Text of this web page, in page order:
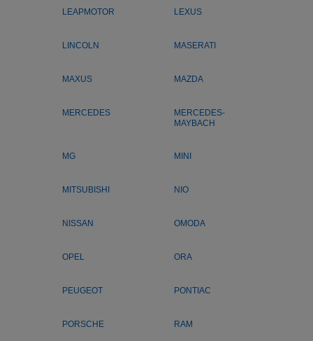
LEAPMOTOR LEXUS
LINCOLN MASERATI
MAXUS MAZDA
MERCEDES
MERCEDES-
MAYBACH
MG MINI
MITSUBISHI NIO
NISSAN OMODA
OPEL ORA
PEUGEOT PONTIAC
PORSCHE RAM